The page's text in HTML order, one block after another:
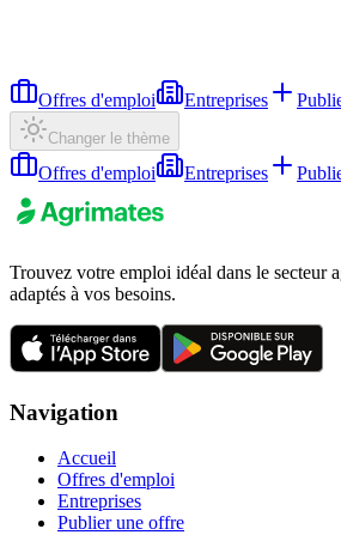
Offres d'emploi Entreprises
Changer le thème
Offres d'emploi Entreprises
Trouvez votre emploi idéal dans le secteur
adaptés à vos besoins.
Navigation
Accueil
Offres d'emploi
Entreprises
Publier une offre